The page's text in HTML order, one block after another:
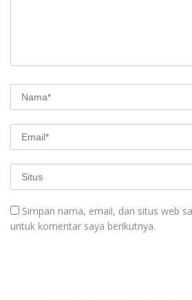
Simpan nama, email, dan situs web
untuk komentar saya berikutnya.